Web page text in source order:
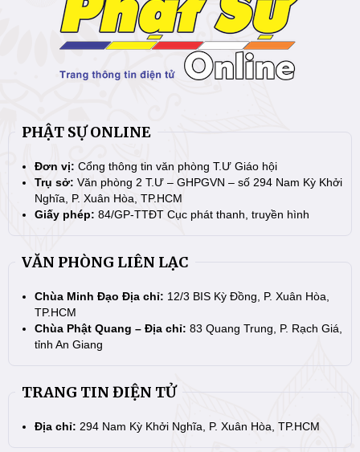
PHẬT SỰ ONLINE
Đơn vị: Cổng thông tin văn phòng T.Ư Giáo hội
Trụ sở: Văn phòng 2 T.Ư – GHPGVN – số 294 Nam Kỳ Khởi
Nghĩa, P. Xuân Hòa, TP.HCM
Giấy phép: 84/GP-TTĐT Cục phát thanh, truyền hình
VĂN PHÒNG LIÊN LẠC
Chùa Minh Đạo Địa chỉ: 12/3 BIS Kỳ Đồng, P. Xuân Hòa,
TP.HCM
Chùa Phật Quang – Địa chỉ: 83 Quang Trung, P. Rạch Giá,
tỉnh An Giang
TRANG TIN ĐIỆN TỬ
Địa chỉ: 294 Nam Kỳ Khởi Nghĩa, P. Xuân Hòa, TP.HCM